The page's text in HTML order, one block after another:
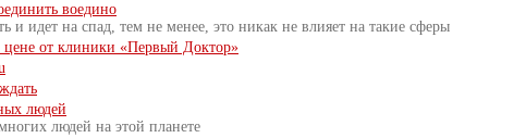
воедино
и идет на спад, тем не менее, это никак не влияет на такие сферы
от клиники «Первый Доктор»
людей
людей на этой планете